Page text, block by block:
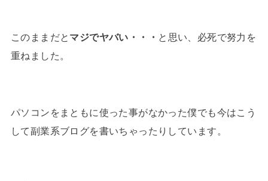
このままだと マジでヤバい・・・ と思い、必死で努力を
重ねました。
パソコンをまともに使った事がなかった僕でも今はこう
して副業系ブログを書いちゃったりしています。